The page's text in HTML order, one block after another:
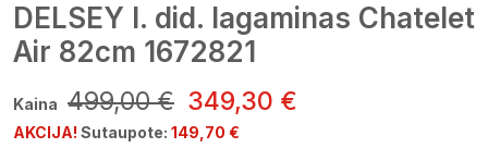
DELSEY l. did. lagaminas Chatelet
Air 82cm 1672821
Kaina 499,00 € 349,30 €
AKCIJA! Sutaupote: 149,70 €